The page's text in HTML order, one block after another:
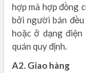
hợp mà hợp đồng
bởi người bán
hoặc ở dạng
quán quy định.
A2. Giao hàng